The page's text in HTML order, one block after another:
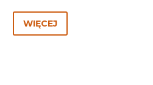
WIĘCEJ